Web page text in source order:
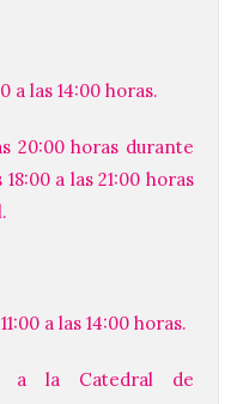
a las 14:00 horas.
20:00 horas durante
a las 21:00 horas
a las 14:00 horas.
a la Catedral de